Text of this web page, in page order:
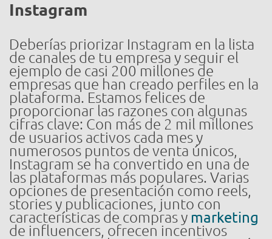
Instagram
Deberías priorizar Instagram en la lista
de canales de tu empresa y seguir el
ejemplo de casi 200 millones de
empresas que han creado perfiles en la
plataforma. Estamos felices de
proporcionar las razones con algunas
cifras clave: Con más de 2 mil millones
de usuarios activos cada mes y
numerosos puntos de venta únicos,
Instagram se ha convertido en una de
las plataformas más populares. Varias
opciones de presentación como reels,
stories y publicaciones, junto con
características de compras y marketing
de influencers, ofrecen incentivos